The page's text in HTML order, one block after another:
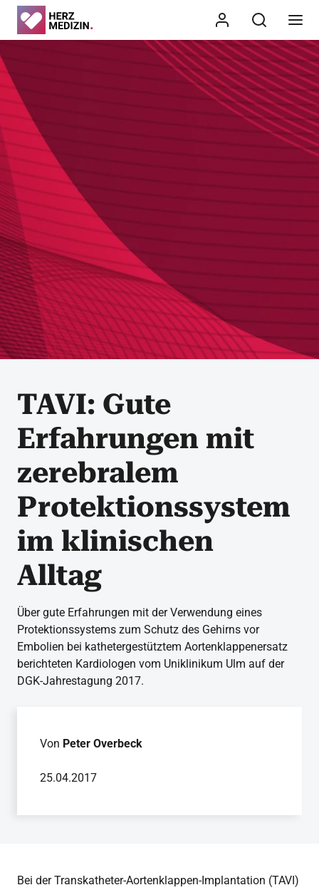
TAVI: Gute
Erfahrungen mit
zerebralem
Protektionssystem
im klinischen
Alltag
Über gute Erfahrungen mit der Verwendung eines
Protektionssystems zum Schutz des Gehirns vor
Embolien bei kathetergestütztem Aortenklappenersatz
berichteten Kardiologen vom Uniklinikum Ulm auf der
DGK-Jahrestagung 2017.
Von Peter Overbeck
25.04.2017
Bei der Transkatheter-Aortenklappen-Implantation (TAVI)